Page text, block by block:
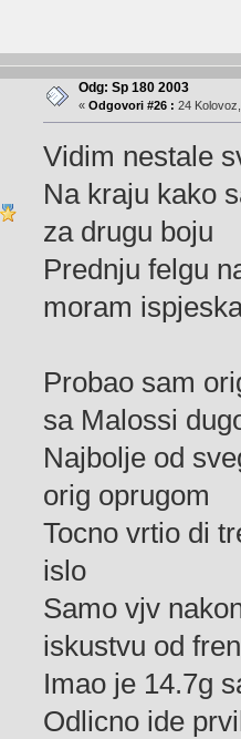
Odg: Sp 180 2003
« Odgovori #26 : 24
Vidim nestale
Na kraju kako
za drugu boju
Prednju felgu
moram
Probao sam
sa Malossi
Najbolje od
orig oprugom
Tocno vrtio di
islo
Samo vjv
iskustvu od
Imao je 14.7g
Odlicno ide